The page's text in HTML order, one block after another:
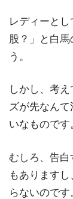
レディーと
股？」と白
う。
しかし、考
ズが先なん
いなものです
むしろ、告
もあります
らないのです